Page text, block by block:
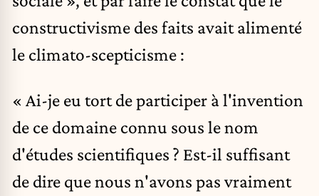
constructivisme des faits avait alimenté
le climato-scepticisme :
« Ai-je eu tort de participer à l'invention
de ce domaine connu sous le nom
d'études scientifiques ? Est-il suffisant
de dire que nous n'avons pas vraiment